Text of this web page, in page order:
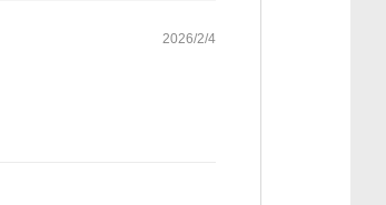
2026/2/4